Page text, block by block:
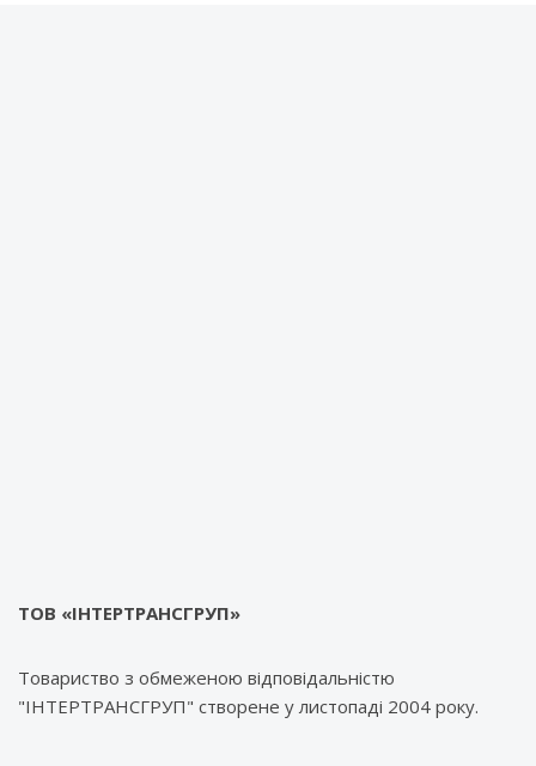
ТОВ «ІНТЕРТРАНСГРУП»
Товариство з обмеженою відповідальністю
"ІНТЕРТРАНСГРУП" створене у листопаді 2004 року.